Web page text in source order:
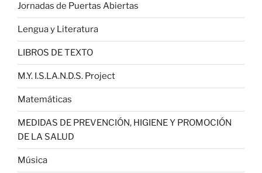
Jornadas de Puertas Abiertas
Lengua y Literatura
LIBROS DE TEXTO
M.Y. I.S.LA.N.D.S. Project
Matemáticas
MEDIDAS DE PREVENCIÓN, HIGIENE Y PROMOCIÓN
DE LA SALUD
Música